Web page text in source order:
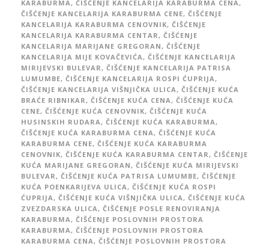
KARABURMA , ČIŠĆENJE KANCELARIJA KARABURMA CENA ,
ČIŠĆENJE KANCELARIJA KARABURMA CENE, ČIŠĆENJE
KANCELARIJA KARABURMA CENOVNIK, ČIŠĆENJE
KANCELARIJA KARABURMA CENTAR , ČIŠĆENJE
KANCELARIJA MARIJANE GREGORAN , ČIŠĆENJE
KANCELARIJA MIJE KOVAČEVIĆA , ČIŠĆENJE KANCELARIJA
MIRIJEVSKI BULEVAR , ČIŠĆENJE KANCELARIJA PATRISA
LUMUMBE, ČIŠĆENJE KANCELARIJA ROSPI ĆUPRIJA ,
ČIŠĆENJE KANCELARIJA VIŠNJIČKA ULICA , ČIŠĆENJE KUĆA
BRAĆE RIBNIKAR , ČIŠĆENJE KUĆA CENA , ČIŠĆENJE KUĆA
CENE, ČIŠĆENJE KUĆA CENOVNIK, ČIŠĆENJE KUĆA
HUSINSKIH RUDARA , ČIŠĆENJE KUĆA KARABURMA ,
ČIŠĆENJE KUĆA KARABURMA CENA , ČIŠĆENJE KUĆA
KARABURMA CENE, ČIŠĆENJE KUĆA KARABURMA
CENOVNIK, ČIŠĆENJE KUĆA KARABURMA CENTAR , ČIŠĆENJE
KUĆA MARIJANE GREGORAN , ČIŠĆENJE KUĆA MIRIJEVSKI
BULEVAR , ČIŠĆENJE KUĆA PATRISA LUMUMBE, ČIŠĆENJE
KUĆA POENKARIJEVA ULICA , ČIŠĆENJE KUĆA ROSPI
ĆUPRIJA , ČIŠĆENJE KUĆA VIŠNJIČKA ULICA , ČIŠĆENJE KUĆA
ZVEZDARSKA ULICA , ČIŠĆENJE POSLE RENOVIRANJA
KARABURMA , ČIŠĆENJE POSLOVNIH PROSTORA
KARABURMA , ČIŠĆENJE POSLOVNIH PROSTORA
KARABURMA CENA , ČIŠĆENJE POSLOVNIH PROSTORA